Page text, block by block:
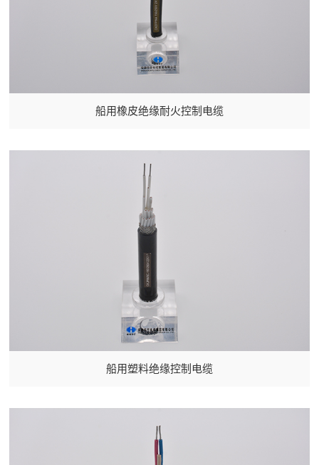
船用橡皮绝缘耐火控制电缆
船用塑料绝缘控制电缆